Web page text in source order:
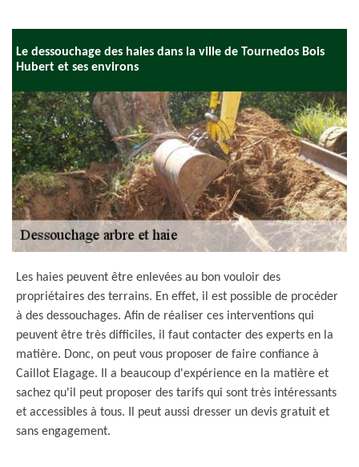
Le dessouchage des haies dans la ville de Tournedos Bois
Hubert et ses environs
Les haies peuvent être enlevées au bon vouloir des
propriétaires des terrains. En effet, il est possible de procéder
à des dessouchages. Afin de réaliser ces interventions qui
peuvent être très difficiles, il faut contacter des experts en la
matière. Donc, on peut vous proposer de faire confiance à
Caillot Elagage. Il a beaucoup d'expérience en la matière et
sachez qu'il peut proposer des tarifs qui sont très intéressants
et accessibles à tous. Il peut aussi dresser un devis gratuit et
sans engagement.